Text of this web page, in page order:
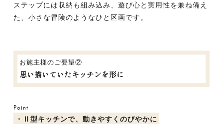
ステップには収納も組み込み、遊び心と実用性を兼ね備え
た、小さな冒険のようなひと区画です。
お施主様のご要望②
思い描いていたキッチンを形に
Point
・Ⅱ型キッチンで、動きやすくのびやかに